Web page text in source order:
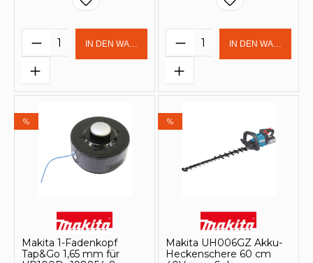
Produkt Anzahl: Gib den
IN DEN WARENKORB Produkt Anzahl:
IN DEN
%
Makita 1-Fadenkopf
Tap&Go 1,65 mm für
%
Makita UH006GZ Akku-
Heckenschere 60 cm